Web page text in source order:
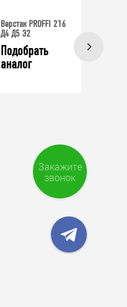
Верстак PROFFI 216
Д4 Д5 Э2
Подобрать
аналог
Закажите
звонок